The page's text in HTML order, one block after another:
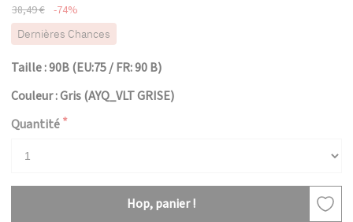
38,49 € -74%
Dernières Chances
Taille : 90B (EU:75 / FR: 90 B)
Couleur : Gris (AYQ_VLT GRISE)
Quantité
Hop, panier !